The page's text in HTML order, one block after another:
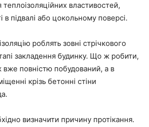
властивостей,
в підвалі або цокольному поверсі.
роблять зовні стрічкового
закладення будинку. Що ж робити,
вже повністю побудований, а в
крізь бетонні стіни
визначити причину протікання.